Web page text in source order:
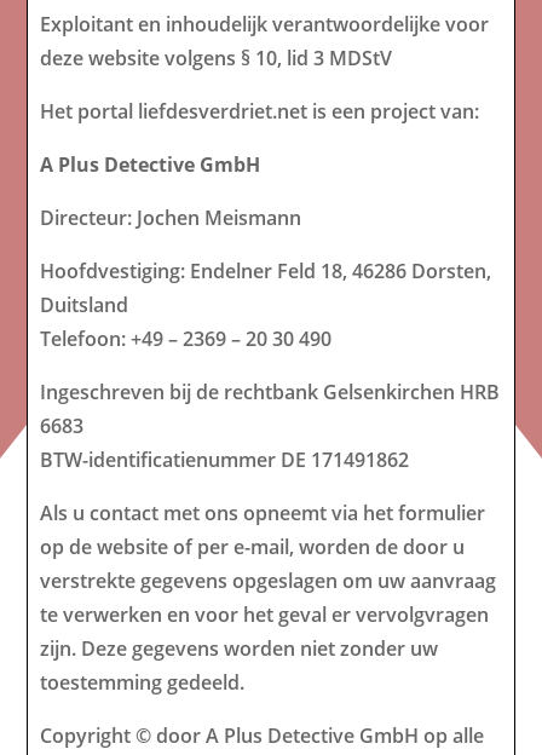
Exploitant en inhoudelijk verantwoordelijke voor
deze website volgens § 10, lid 3 MDStV
Het portal liefdesverdriet.net is een project van:
A Plus Detective GmbH
Directeur: Jochen Meismann
Hoofdvestiging: Endelner Feld 18, 46286 Dorsten,
Duitsland
Telefoon: +49 – 2369 – 20 30 490
Ingeschreven bij de rechtbank Gelsenkirchen HRB
6683
BTW-identificatienummer DE 171491862
Als u contact met ons opneemt via het formulier
op de website of per e-mail, worden de door u
verstrekte gegevens opgeslagen om uw aanvraag
te verwerken en voor het geval er vervolgvragen
zijn. Deze gegevens worden niet zonder uw
toestemming gedeeld.
Copyright © door A Plus Detective GmbH op alle